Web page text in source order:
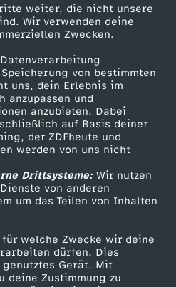
weiter, die nicht unsere
Wir verwenden deine
Zwecken.
von bestimmten
uns, dein Erlebnis im
anzupassen und
anzubieten. Dabei
auf Basis deiner
der ZDFheute und
werden von uns nicht
Drittsysteme:Wir nutzen
von anderen
um das Teilen von Inhalten
welche Zwecke wir deine
dürfen. Dies
Gerät. Mit
deine Zustimmung zu
Kontakt zum ZDF
Tickets
Zuschauerservice
Hilfe